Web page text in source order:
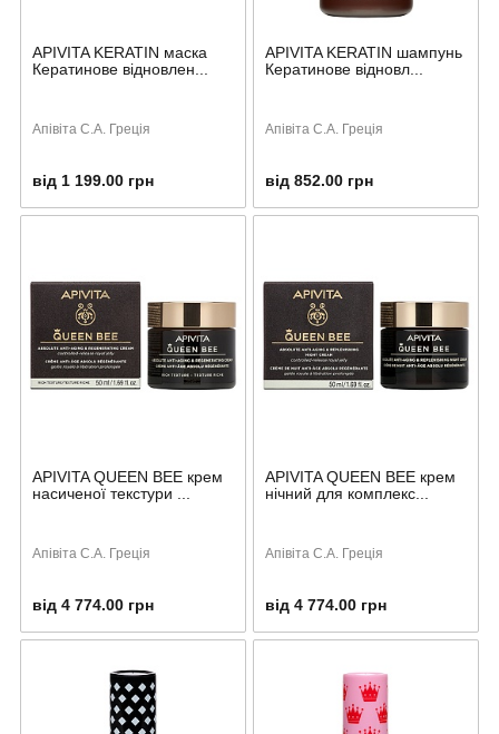
APIVITA KERATIN маска
Кератинове відновлен...
Апівіта С.А. Греція
від 1 199.00 грн
APIVITA KERATIN шампунь
Кератинове відновл...
Апівіта С.А. Греція
від 852.00 грн
APIVITA QUEEN BEE крем
насиченої текстури ...
Апівіта С.А. Греція
від 4 774.00 грн
APIVITA QUEEN BEE крем
нічний для комплекс...
Апівіта С.А. Греція
від 4 774.00 грн